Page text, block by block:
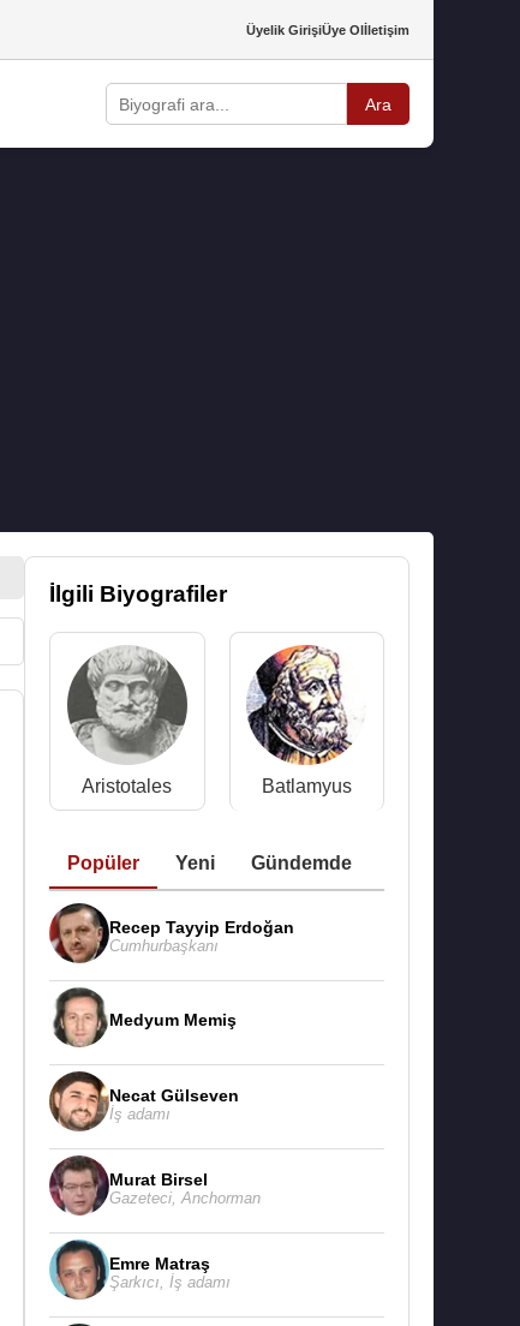
Üyelik GirişiÜye Olİletişim
Ara
İlgili Biyografiler
Aristotales Batlamyus
Popüler Yeni Gündemde
Recep Tayyip Erdoğan
Cumhurbaşkanı
Medyum Memiş
Necat Gülseven
İş adamı
Murat Birsel
Gazeteci Anchorman
Emre Matraş
Şarkıcı İş adamı